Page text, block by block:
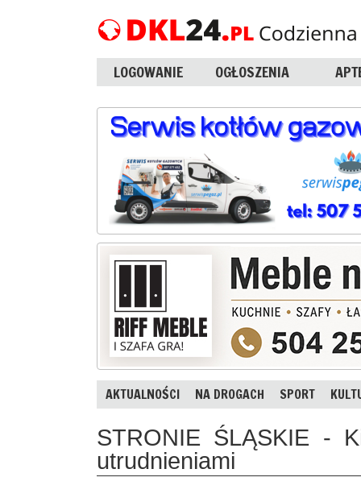
LOGOWANIE OGŁOSZENIA
AKTUALNOŚCI NA DROGACH SPORT
STRONIE ŚLĄSKIE -
utrudnieniami